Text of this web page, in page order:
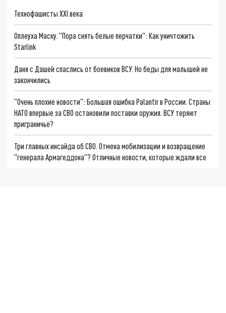
Технофашисты XXI века
Оплеуха Маску. "Пора снять белые перчатки": Как уничтожить
Starlink
Даня с Дашей спаслись от боевиков ВСУ. Но беды для малышей не
закончились
"Очень плохие новости": Большая ошибка Palantir в России. Страны
НАТО впервые за СВО остановили поставки оружия. ВСУ теряют
приграничье?
Три главных инсайда об СВО. Отмена мобилизации и возвращение
"генерала Армагеддона"? Отличные новости, которые ждали все